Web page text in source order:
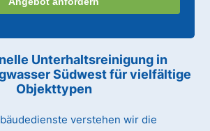
Unterhaltsreinigung in
Südwestfür vielfältige
Objekttypen
verstehen wir die